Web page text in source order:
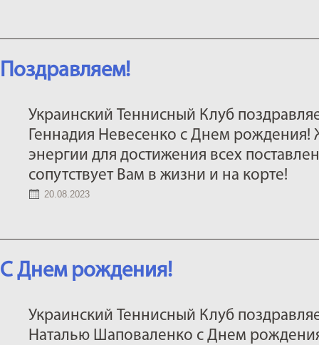
Поздравляем!
Украинский Теннисный Клуб
Геннадия Невесенко с Днем
энергии для достижения всех
сопутствует Вам в жизни и на корте!
20.08.2023
С Днем рождения!
Украинский Теннисный Клуб
Наталью Шаповаленко с Днем